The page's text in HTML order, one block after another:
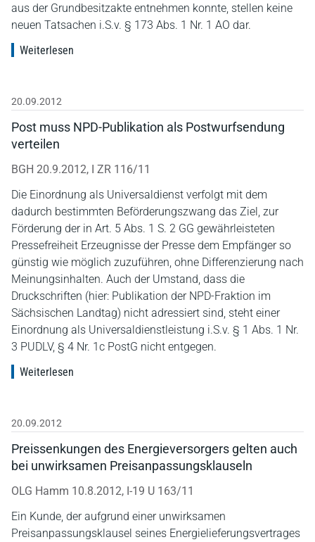
aus der Grundbesitzakte entnehmen konnte, stellen keine
neuen Tatsachen i.S.v. § 173 Abs. 1 Nr. 1 AO dar.
Weiterlesen
20.09.2012
Post muss NPD-Publikation als Postwurfsendung
verteilen
BGH 20.9.2012, I ZR 116/11
Die Einordnung als Universaldienst verfolgt mit dem
dadurch bestimmten Beförderungszwang das Ziel, zur
Förderung der in Art. 5 Abs. 1 S. 2 GG gewährleisteten
Pressefreiheit Erzeugnisse der Presse dem Empfänger so
günstig wie möglich zuzuführen, ohne Differenzierung nach
Meinungsinhalten. Auch der Umstand, dass die
Druckschriften (hier: Publikation der NPD-Fraktion im
Sächsischen Landtag) nicht adressiert sind, steht einer
Einordnung als Universaldienstleistung i.S.v. § 1 Abs. 1 Nr.
3 PUDLV, § 4 Nr. 1c PostG nicht entgegen.
Weiterlesen
20.09.2012
Preissenkungen des Energieversorgers gelten auch
bei unwirksamen Preisanpassungsklauseln
OLG Hamm 10.8.2012, I-19 U 163/11
Ein Kunde, der aufgrund einer unwirksamen
Preisanpassungsklausel seines Energielieferungsvertrages